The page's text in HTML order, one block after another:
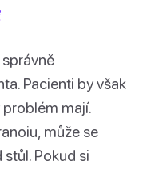
Pacienti by však
problém mají.
může se
Pokud si